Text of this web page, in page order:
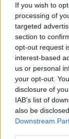
If you wish to
processing of
targeted
section to
opt-out request
interest-based
us or personal
your opt-out.
disclosure of
IAB’s list of
also be
Downstream
2009
A harcmező